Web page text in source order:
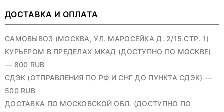
ДОСТАВКА И ОПЛАТА
САМОВЫВОЗ (МОСКВА, УЛ. МАРОСЕЙКА Д. 2/15 СТР. 1)
КУРЬЕРОМ В ПРЕДЕЛАХ МКАД (ДОСТУПНО ПО МОСКВЕ)
— 800 RUB
СДЭК (ОТПРАВЛЕНИЯ ПО РФ И СНГ ДО ПУНКТА СДЭК) —
500 RUB
ДОСТАВКА ПО МОСКОВСКОЙ ОБЛ. (ДОСТУПНО ПО